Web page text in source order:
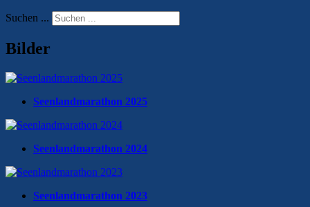
Suchen ...
Bilder
Seenlandmarathon 2025
Seenlandmarathon 2024
Seenlandmarathon 2023